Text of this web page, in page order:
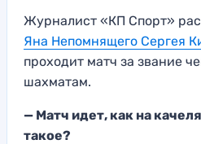
Журналист «КП Спорт»
Яна Непомнящего Сергея
проходит матч за звание
шахматам.
— Матч идет, как на
такое?